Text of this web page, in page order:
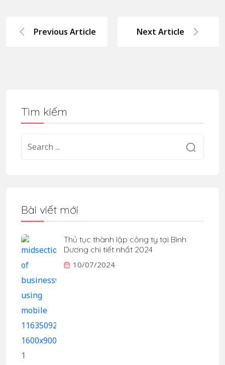
Previous Article Next Article
Tìm kiếm
Bài viết mới
Thủ tục thành lập công ty tại Bình
Dương chi tiết nhất 2024
10/07/2024